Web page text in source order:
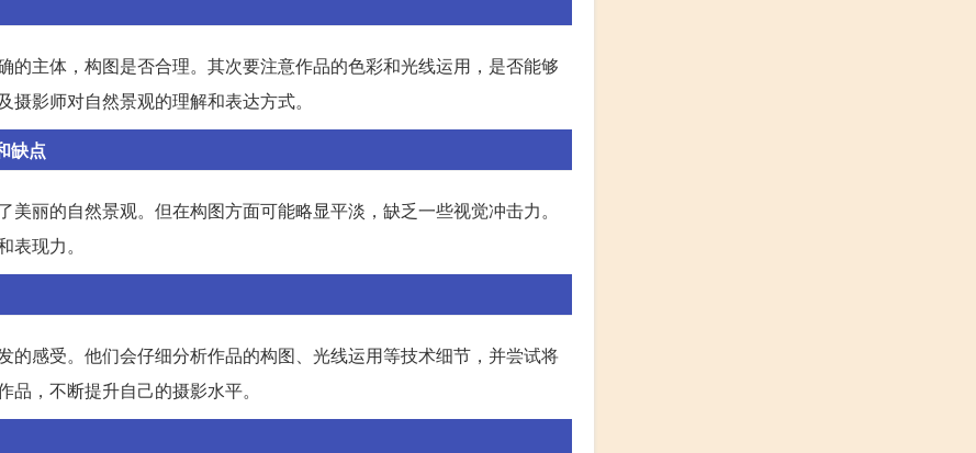
主体，构图是否合理。其次要注意作品的色彩和光线运用，是否能够
影师对自然景观的理解和表达方式。
缺点
丽的自然景观。但在构图方面可能略显平淡，缺乏一些视觉冲击力。
现力。
感受。他们会仔细分析作品的构图、光线运用等技术细节，并尝试将
，不断提升自己的摄影水平。